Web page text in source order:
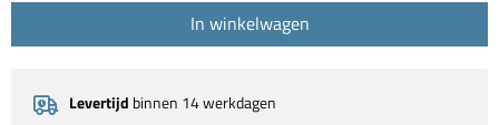
In winkelwagen
Levertijd binnen 14 werkdagen